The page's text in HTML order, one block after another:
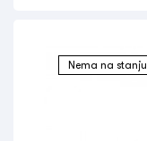
Nema na stanju